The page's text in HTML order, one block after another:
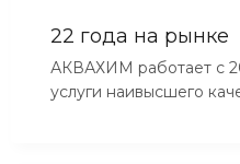
22 года на рынке
АКВАХИМ работает с
услуги наивысшего